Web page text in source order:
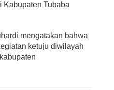
Kabupaten Tubaba
mengatakan bahwa
ketuju diwilayah